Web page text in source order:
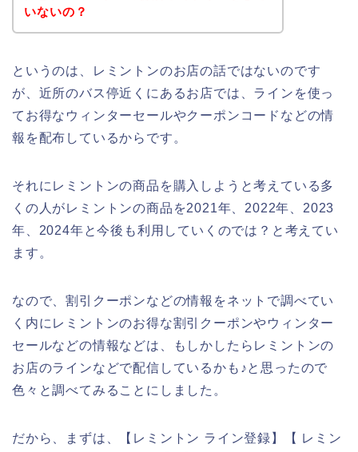
いないの？
というのは、レミントンのお店の話ではないのです
が、近所のバス停近くにあるお店では、ラインを使っ
てお得なウィンターセールやクーポンコードなどの情
報を配布しているからです。
それにレミントンの商品を購入しようと考えている多
くの人がレミントンの商品を2021年、2022年、2023
年、2024年と今後も利用していくのでは？と考えてい
ます。
なので、割引クーポンなどの情報をネットで調べてい
く内にレミントンのお得な割引クーポンやウィンター
セールなどの情報などは、もしかしたらレミントンの
お店のラインなどで配信しているかも♪と思ったので
色々と調べてみることにしました。
だから、まずは、【レミントン ライン登録】【 レミン